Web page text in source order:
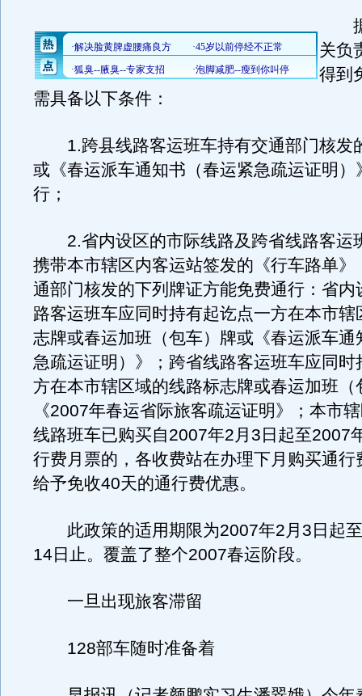
据
关负
得到
需具备以下条件：
1.跨县线路客运班车持有交通部门核发
或《春运派车通知书（春运紧急疏运证明）
行；
2.省内设区的市际线路及跨省线路客运
携带本市辖区内客运站签发的《行车路单》
通部门核发的下列牌证方能免费通行：省内
路客运班车应同时持有起讫点一方在本市辖
志牌或春运加班（包车）牌或《春运派车通
急疏运证明）》；跨省线路客运班车应同时
方在本市辖区域的线路标志牌或春运加班（
《2007年春运省际旅客疏运证明》；本市
线路班车已购买自2007年2月3日起至2007
行费月票的，各收费站在办理下月购买通行
给予免收40天的通行费优惠。
此政策的适用期限为2007年2月3日起
14日止。覆盖了整个2007春运阶段。
一旦出现旅客滞留
128部车随时准备着